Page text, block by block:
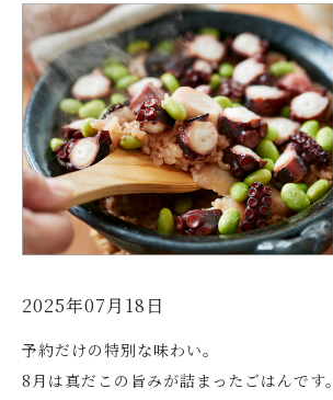
2025年07月18日
予約だけの特別な味わい。
8月は真だこの旨みが詰まったごはんです。